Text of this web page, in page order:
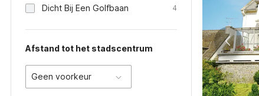
Dicht Bij Een Golfbaan 4
Afstand tot het stadscentrum
Geen voorkeur